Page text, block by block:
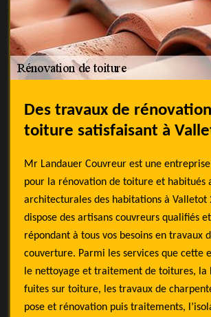
Des travaux de
toiture satisfaisant à
Mr Landauer Couvreur est une
pour la rénovation de toiture et habitués
architecturales des habitations à Valletot
dispose des artisans couvreurs qualifiés
répondant à tous vos besoins en travaux
couverture. Parmi les services que cette
le nettoyage et traitement de toitures, la
fuites sur toiture, les travaux de
pose et rénovation puis traitements,